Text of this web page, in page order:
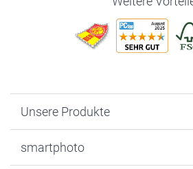
Unsere Produkte
Fotogeschenke
smartphoto